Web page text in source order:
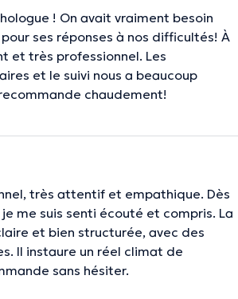
! On avait vraiment besoin
ses réponses à nos difficultés! À
et très professionnel. Les
et le suivi nous a beaucoup
chaudement!
très attentif et empathique. Dès
me suis senti écouté et compris. La
et bien structurée, avec des
Il instaure un réel climat de
sans hésiter.